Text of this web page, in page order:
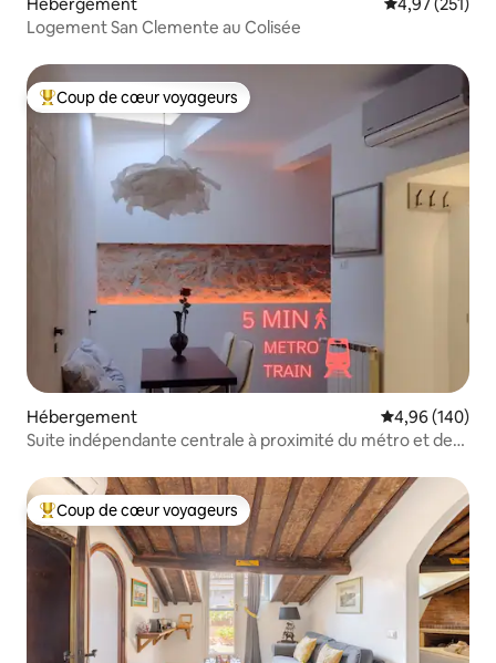
Logement San Clemente au Colisée
Coups de cœur voyageurs les plus appréciés
Coup de cœur voyageurs
Hébergement Évaluation
4,96 (140)
Suite indépendante centrale à proximité du métro et des
Coups de cœur voyageurs les plus appréciés
Coup de cœur voyageurs